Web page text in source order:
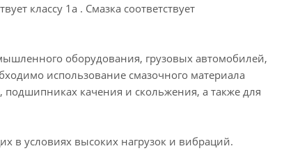
классу 1а . Смазка соответствует
оборудования, грузовых автомобилей,
использование смазочного материала
подшипниках качения и скольжения, а также для
в условиях высоких нагрузок и вибраций.